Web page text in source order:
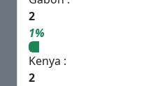
2
1%
Kenya :
2